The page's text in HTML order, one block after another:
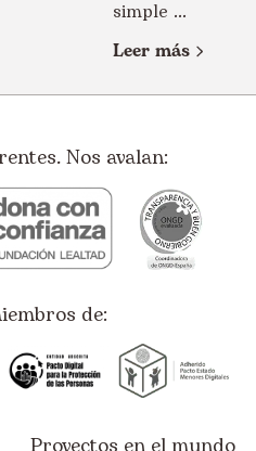
simple ...
Leer más
Nos avalan:
de: